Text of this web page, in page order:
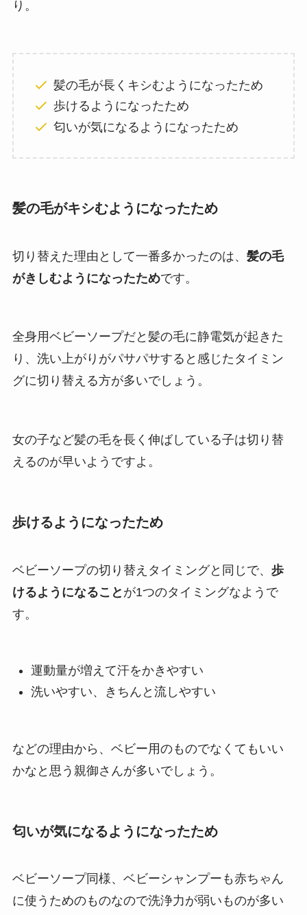
り。
髪の毛が長くキシむようになったため
歩けるようになったため
匂いが気になるようになったため
髪の毛がキシむようになったため
切り替えた理由として一番多かったのは、 髪の毛
がきしむようになったためです。
全身用ベビーソープだと髪の毛に静電気が起きた
り、洗い上がりがパサパサすると感じたタイミン
グに切り替える方が多いでしょう。
女の子など髪の毛を長く伸ばしている子は切り替
えるのが早いようですよ。
歩けるようになったため
ベビーソープの切り替えタイミングと同じで、 歩
けるようになること が1つのタイミングなようで
す。
運動量が増えて汗をかきやすい
洗いやすい、きちんと流しやすい
などの理由から、ベビー用のものでなくてもいい
かなと思う親御さんが多いでしょう。
匂いが気になるようになったため
ベビーソープ同様、ベビーシャンプーも赤ちゃん
に使うためのものなので洗浄力が弱いものが多い